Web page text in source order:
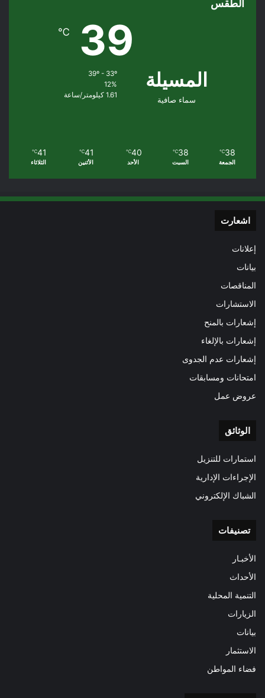
الطقس
المسيلة
سماء صافية
39
℃
39º - 33º
12%
1.61 كيلومتر/ساعة
38
℃
الجمعة
38
℃
السبت
40
℃
الأحد
41
℃
الأثنين
41
℃
الثلاثاء
اشعارت
إعلانات
بيانات
المناقصات
الاستشارات
إشعارات بالمنح
إشعارات بالإلغاء
إشعارات عدم الجدوى
امتحانات ومسابقات
عروض عمل
الوثائق
استمارات للتنزيل
الإجراءات الإدارية
الشباك الإلكتروني
تصنيفات
الأخبـار
الأحداث
التنمية المحلية
الزيارات
بيانات
الاستثمار
فضاء المواطن